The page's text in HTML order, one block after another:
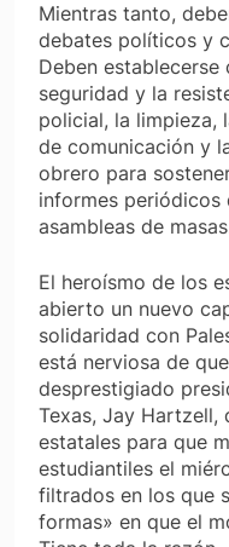
Mientras tanto,
debates políticos y
Deben
seguridad y la
policial, la limpieza,
de comunicación y
obrero para
informes periódicos
asambleas de
El heroísmo de los
abierto un nuevo
solidaridad con
está nerviosa de
desprestigiado
Texas, Jay Hartzell,
estatales para que
estudiantiles el
filtrados en los que
formas» en que el